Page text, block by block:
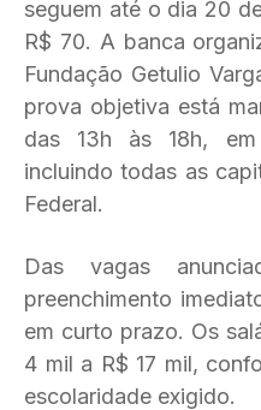
seguem até o dia 20
R$ 70. A banca
Fundação Getulio
prova objetiva está
das 13h às 18h,
incluindo todas as
Federal.
Das vagas
preenchimento
em curto prazo. Os
4 mil a R$ 17 mil,
escolaridade exigido.